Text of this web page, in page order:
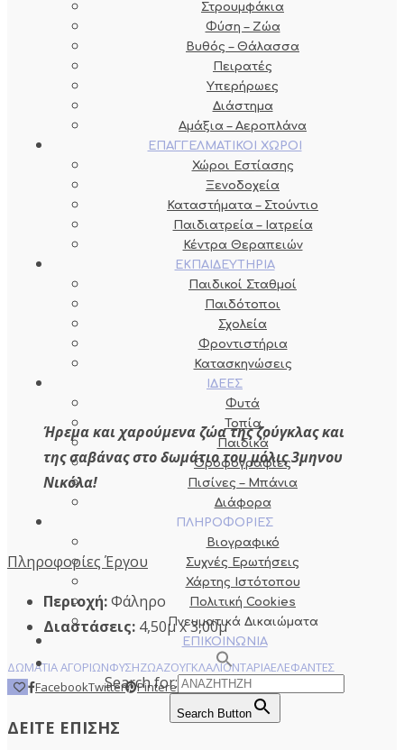
Στρουμφάκια
Φύση – Ζώα
Βυθός – Θάλασσα
Πειρατές
Υπερήρωες
Διάστημα
Αμάξια – Αεροπλάνα
ΕΠΑΓΓΕΛΜΑΤΙΚΟΙ ΧΩΡΟΙ
Χώροι Εστίασης
Ξενοδοχεία
Καταστήματα – Στούντιο
Παιδιατρεία – Ιατρεία
Κέντρα Θεραπειών
ΕΚΠΑΙΔΕΥΤΗΡΙΑ
Παιδικοί Σταθμοί
Παιδότοποι
Σχολεία
Φροντιστήρια
Κατασκηνώσεις
ΙΔΕΕΣ
Φυτά
Τοπία
Παιδικά
Οροφογραφίες
Πισίνες – Μπάνια
Διάφορα
ΠΛΗΡΟΦΟΡΙΕΣ
Βιογραφικό
Συχνές Ερωτήσεις
Χάρτης Ιστότοπου
Πολιτική Cookies
Πνευματικά Δικαιώματα
ΕΠΙΚΟΙΝΩΝΙΑ
Search for:
Search Button
Ήρεμα και χαρούμενα ζώα της ζούγκλας και
της σαβάνας στο δωμάτιο του μόλις 3μηνου
Νικόλα!
Πληροφορίες Έργου
Περιοχή:Φάληρο
Διαστάσεις: 4,50μ x 3,00μ
ΔΩΜΑΤΙΑ ΑΓΟΡΙΩΝΦΥΣΗΖΩΑΖΟΥΓΚΛΑΛΙΟΝΤΑΡΙΑΕΛΕΦΑΝΤΕΣ
FacebookTwitter Pinterest Tumblr Email
ΔΕΙΤΕ ΕΠΙΣΗΣ